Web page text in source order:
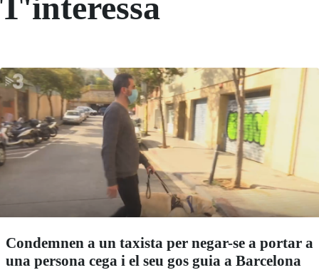
Condemnen a un taxista per negar-se a portar a
una persona cega i el seu gos guia a Barcelona